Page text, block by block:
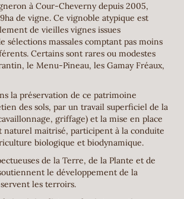
à Cour-Cheverny depuis 2005,
de vigne. Ce vignoble atypique est
de vieilles vignes issues
sélections massales comptant pas moins
Certains sont rares ou modestes
le Menu-Pineau, les Gamay Fréaux,
la préservation de ce patrimoine
des sols, par un travail superficiel de la
griffage) et la mise en place
naturel maitrisé, participent à la conduite
biologique et biodynamique.
de la Terre, de la Plante et de
le développement de la
les terroirs.